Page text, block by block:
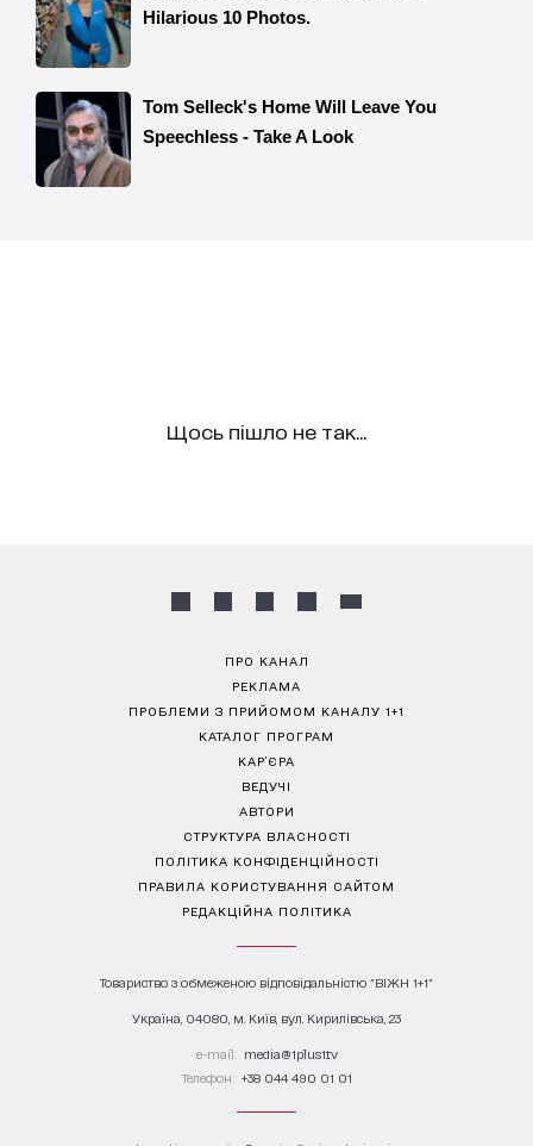
Щось пішло не так...
ПРО КАНАЛ
РЕКЛАМА
ПРОБЛЕМИ З ПРИЙОМОМ КАНАЛУ 1+1
КАТАЛОГ ПРОГРАМ
КАР’ЄРА
ВЕДУЧІ
АВТОРИ
СТРУКТУРА ВЛАСНОСТІ
ПОЛІТИКА КОНФІДЕНЦІЙНОСТІ
ПРАВИЛА КОРИСТУВАННЯ САЙТОМ
РЕДАКЦІЙНА ПОЛІТИКА
Товариство з обмеженою відповідальністю "ВІЖН 1+1"
Україна, 04080, м. Київ, вул. Кирилівська, 23
е-mail: media@1plus1.tv
Телефон: +38 044 490 01 01